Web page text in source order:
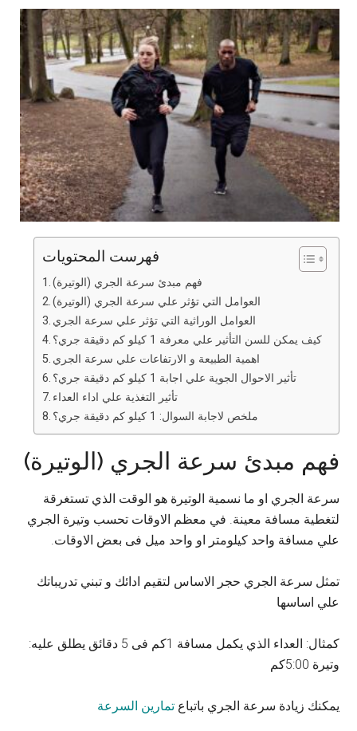
فهرست المحتويات
فهم مبدئ سرعة الجري (الوتيرة)
العوامل التي تؤثر علي سرعة الجري (الوتيرة)
العوامل الوراثية التي تؤثر علي سرعة الجري
كيف يمكن للسن التأثير علي معرفة 1 كيلو كم دقيقة جري؟
اهمية الطبيعة و الارتفاعات علي سرعة الجري
تأثير الاحوال الجوية علي اجابة 1 كيلو كم دقيقة جري؟
تأثير التغذية علي اداء العداء
ملخص لاجابة السوال: 1 كيلو كم دقيقة جري؟
فهم مبدئ سرعة الجري (الوتيرة)
سرعة الجري او ما نسمية الوتيرة هو الوقت الذي تستغرقة
لتغطية مسافة معينة. في معظم الاوقات تحسب وتيرة الجري
علي مسافة واحد كيلومتر او واحد ميل فى بعض الاوقات.
تمثل سرعة الجري حجر الاساس لتقيم ادائك و تبني تدريباتك
علي اساسها
كمثال: العداء الذي يكمل مسافة 1كم فى 5 دقائق يطلق عليه:
وتيرة 5:00كم
يمكنك زيادة سرعة الجري باتباعتمارين السرعة